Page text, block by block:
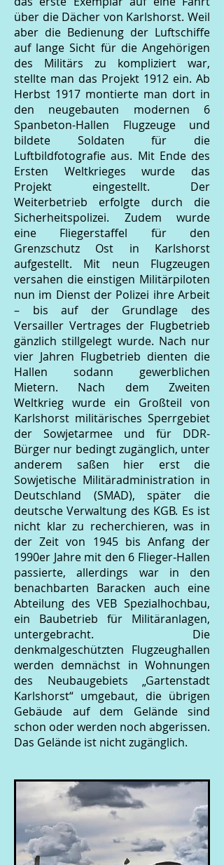
über die Dächer von Karlshorst. Weil
aber die Bedienung der Luftschiffe
auf lange Sicht für die Angehörigen
des Militärs zu kompliziert war,
stellte man das Projekt 1912 ein. Ab
Herbst 1917 montierte man dort in
den neugebauten modernen 6
Spanbeton-Hallen Flugzeuge und
bildete Soldaten für die
Luftbildfotografie aus. Mit Ende des
Ersten Weltkrieges wurde das
Projekt eingestellt. Der
Weiterbetrieb erfolgte durch die
Sicherheitspolizei. Zudem wurde
eine Fliegerstaffel für den
Grenzschutz Ost in Karlshorst
aufgestellt. Mit neun Flugzeugen
versahen die einstigen Militärpiloten
nun im Dienst der Polizei ihre Arbeit
– bis auf der Grundlage des
Versailler Vertrages der Flugbetrieb
gänzlich stillgelegt wurde. Nach nur
vier Jahren Flugbetrieb dienten die
Hallen sodann gewerblichen
Mietern. Nach dem Zweiten
Weltkrieg wurde ein Großteil von
Karlshorst militärisches Sperrgebiet
der Sowjetarmee und für DDR-
Bürger nur bedingt zugänglich, unter
anderem saßen hier erst die
Sowjetische Militäradministration in
Deutschland (SMAD), später die
deutsche Verwaltung des KGB. Es ist
nicht klar zu recherchieren, was in
der Zeit von 1945 bis Anfang der
1990er Jahre mit den 6 Flieger-Hallen
passierte, allerdings war in den
benachbarten Baracken auch eine
Abteilung des VEB Spezialhochbau,
ein Baubetrieb für Militäranlagen,
untergebracht. Die
denkmalgeschützten Flugzeughallen
werden demnächst in Wohnungen
des Neubaugebiets „Gartenstadt
Karlshorst“ umgebaut, die übrigen
Gebäude auf dem Gelände sind
schon oder werden noch abgerissen.
Das Gelände ist nicht zugänglich.